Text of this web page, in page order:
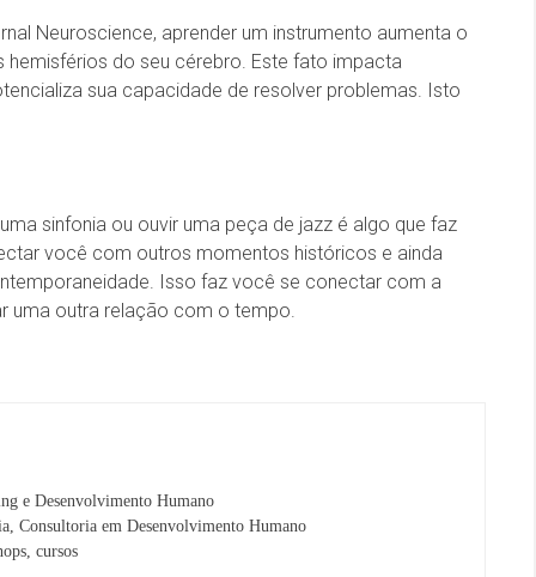
Neuroscience, aprender um instrumento aumenta o
do seu cérebro. Este fato impacta
sua capacidade de resolver problemas. Isto
sinfonia ou ouvir uma peça de jazz é algo que faz
você com outros momentos históricos e ainda
Isso faz você se conectar com a
uma outra relação com o tempo.
e Desenvolvimento Humano
Consultoria em Desenvolvimento Humano
cursos